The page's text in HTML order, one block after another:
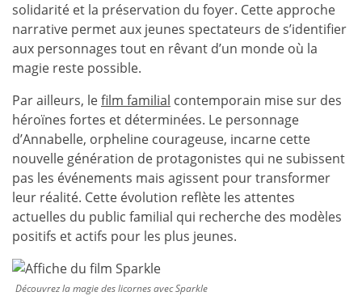
solidarité et la préservation du foyer. Cette approche
narrative permet aux jeunes spectateurs de s’identifier
aux personnages tout en rêvant d’un monde où la
magie reste possible.
Par ailleurs, lefilm familial contemporain mise sur des
héroïnes fortes et déterminées. Le personnage
d’Annabelle, orpheline courageuse, incarne cette
nouvelle génération de protagonistes qui ne subissent
pas les événements mais agissent pour transformer
leur réalité. Cette évolution reflète les attentes
actuelles du public familial qui recherche des modèles
positifs et actifs pour les plus jeunes.
Découvrez la magie des licornes avec Sparkle